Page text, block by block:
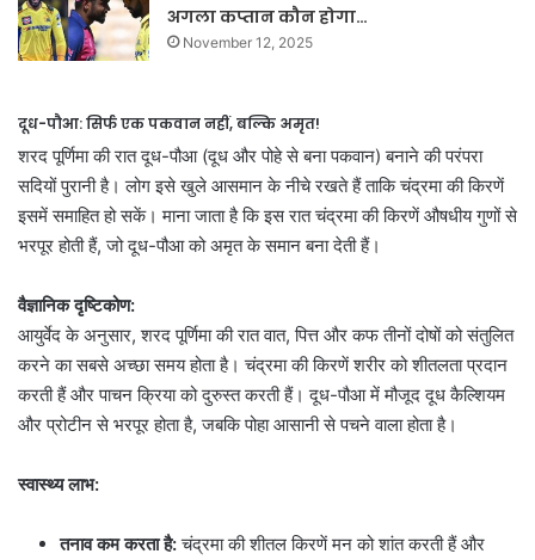
अगला कप्तान कौन होगा…
November 12, 2025
दूध-पौआ: सिर्फ एक पकवान नहीं, बल्कि अमृत!
शरद पूर्णिमा की रात दूध-पौआ (दूध और पोहे से बना पकवान) बनाने की परंपरा
सदियों पुरानी है। लोग इसे खुले आसमान के नीचे रखते हैं ताकि चंद्रमा की किरणें
इसमें समाहित हो सकें। माना जाता है कि इस रात चंद्रमा की किरणें औषधीय गुणों से
भरपूर होती हैं, जो दूध-पौआ को अमृत के समान बना देती हैं।
वैज्ञानिक दृष्टिकोण:
आयुर्वेद के अनुसार, शरद पूर्णिमा की रात वात, पित्त और कफ तीनों दोषों को संतुलित
करने का सबसे अच्छा समय होता है। चंद्रमा की किरणें शरीर को शीतलता प्रदान
करती हैं और पाचन क्रिया को दुरुस्त करती हैं। दूध-पौआ में मौजूद दूध कैल्शियम
और प्रोटीन से भरपूर होता है, जबकि पोहा आसानी से पचने वाला होता है।
स्वास्थ्य लाभ:
तनाव कम करता है:चंद्रमा की शीतल किरणें मन को शांत करती हैं और